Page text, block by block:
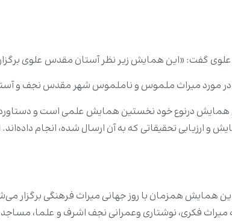
گفت: «این همایش زیر نظر آستان مقدس علوی
در مورد میراث ملموس و ناملموس شهر مقدس نجف و
همایش درنوع خود نخستین همایش علمی است و
تحقیقاتی که به آن ارسال شده، انجام داده‌اند.
همایش همزمان با روز جهانی میراث فرهنگی برگزار
فکری، نوشتاری وعمرانی نجف اشرف و علما،